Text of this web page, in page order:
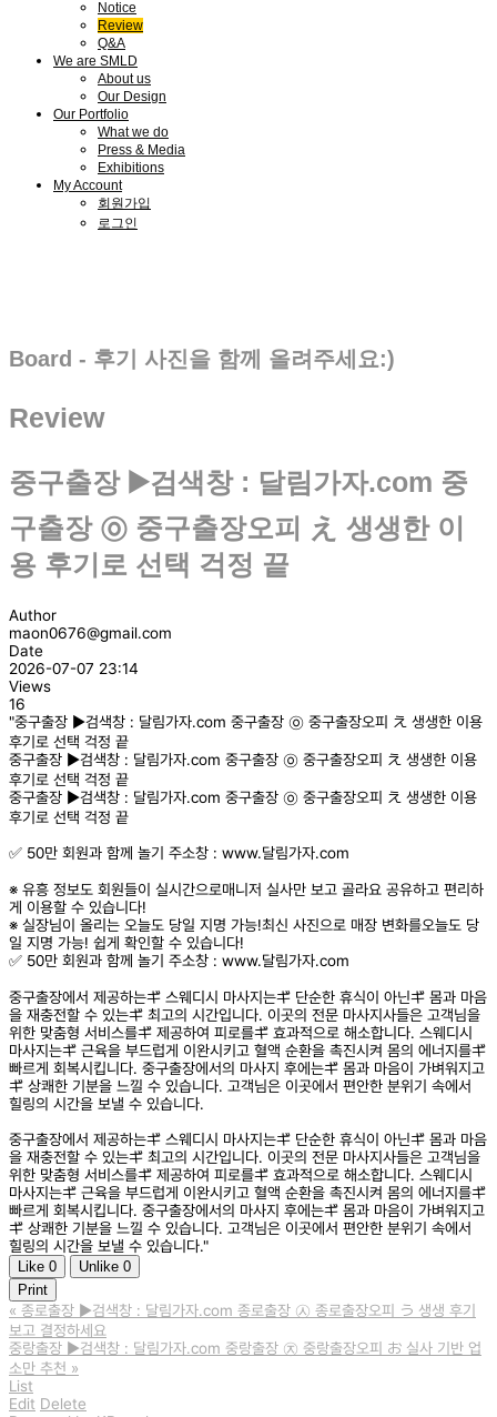
Notice
Review
Q&A
We are SMLD
About us
Our Design
Our Portfolio
What we do
Press & Media
Exhibitions
My Account
회원가입
로그인
Board - 후기 사진을 함께 올려주세요:)
Review
중구출장 ▶️검색창 : 달림가자.com 중
구출장 ㉧ 중구출장오피 え 생생한 이
용 후기로 선택 걱정 끝
Author
maon0676@gmail.com
Date
2026-07-07 23:14
Views
16
"중구출장 ▶️검색창 : 달림가자.com 중구출장 ㉧ 중구출장오피 え 생생한 이용
후기로 선택 걱정 끝
중구출장 ▶️검색창 : 달림가자.com 중구출장 ㉧ 중구출장오피 え 생생한 이용
후기로 선택 걱정 끝
중구출장 ▶️검색창 : 달림가자.com 중구출장 ㉧ 중구출장오피 え 생생한 이용
후기로 선택 걱정 끝
✅ 50만 회원과 함께 놀기 주소창 : www.달림가자.com
※ 유흥 정보도 회원들이 실시간으로매니저 실사만 보고 골라요 공유하고 편리하
게 이용할 수 있습니다!
※ 실장님이 올리는 오늘도 당일 지명 가능!최신 사진으로 매장 변화를오늘도 당
일 지명 가능! 쉽게 확인할 수 있습니다!
✅ 50만 회원과 함께 놀기 주소창 : www.달림가자.com
중구출장에서 제공하는ギ 스웨디시 마사지는ギ 단순한 휴식이 아닌ギ 몸과 마음
을 재충전할 수 있는ギ 최고의 시간입니다. 이곳의 전문 마사지사들은 고객님을
위한 맞춤형 서비스를ギ 제공하여 피로를ギ 효과적으로 해소합니다. 스웨디시
마사지는ギ 근육을 부드럽게 이완시키고 혈액 순환을 촉진시켜 몸의 에너지를ギ
빠르게 회복시킵니다. 중구출장에서의 마사지 후에는ギ 몸과 마음이 가벼워지고
ギ 상쾌한 기분을 느낄 수 있습니다. 고객님은 이곳에서 편안한 분위기 속에서
힐링의 시간을 보낼 수 있습니다.
중구출장에서 제공하는ギ 스웨디시 마사지는ギ 단순한 휴식이 아닌ギ 몸과 마음
을 재충전할 수 있는ギ 최고의 시간입니다. 이곳의 전문 마사지사들은 고객님을
위한 맞춤형 서비스를ギ 제공하여 피로를ギ 효과적으로 해소합니다. 스웨디시
마사지는ギ 근육을 부드럽게 이완시키고 혈액 순환을 촉진시켜 몸의 에너지를ギ
빠르게 회복시킵니다. 중구출장에서의 마사지 후에는ギ 몸과 마음이 가벼워지고
ギ 상쾌한 기분을 느낄 수 있습니다. 고객님은 이곳에서 편안한 분위기 속에서
힐링의 시간을 보낼 수 있습니다."
Like 0 Unlike 0
Print
« 종로출장 ▶️검색창 : 달림가자.com 종로출장 ㉦ 종로출장오피 う 생생 후기
보고 결정하세요
중랑출장 ▶️검색창 : 달림가자.com 중랑출장 ㉨ 중랑출장오피 お 실사 기반 업
소만 추천 »
List
Edit Delete